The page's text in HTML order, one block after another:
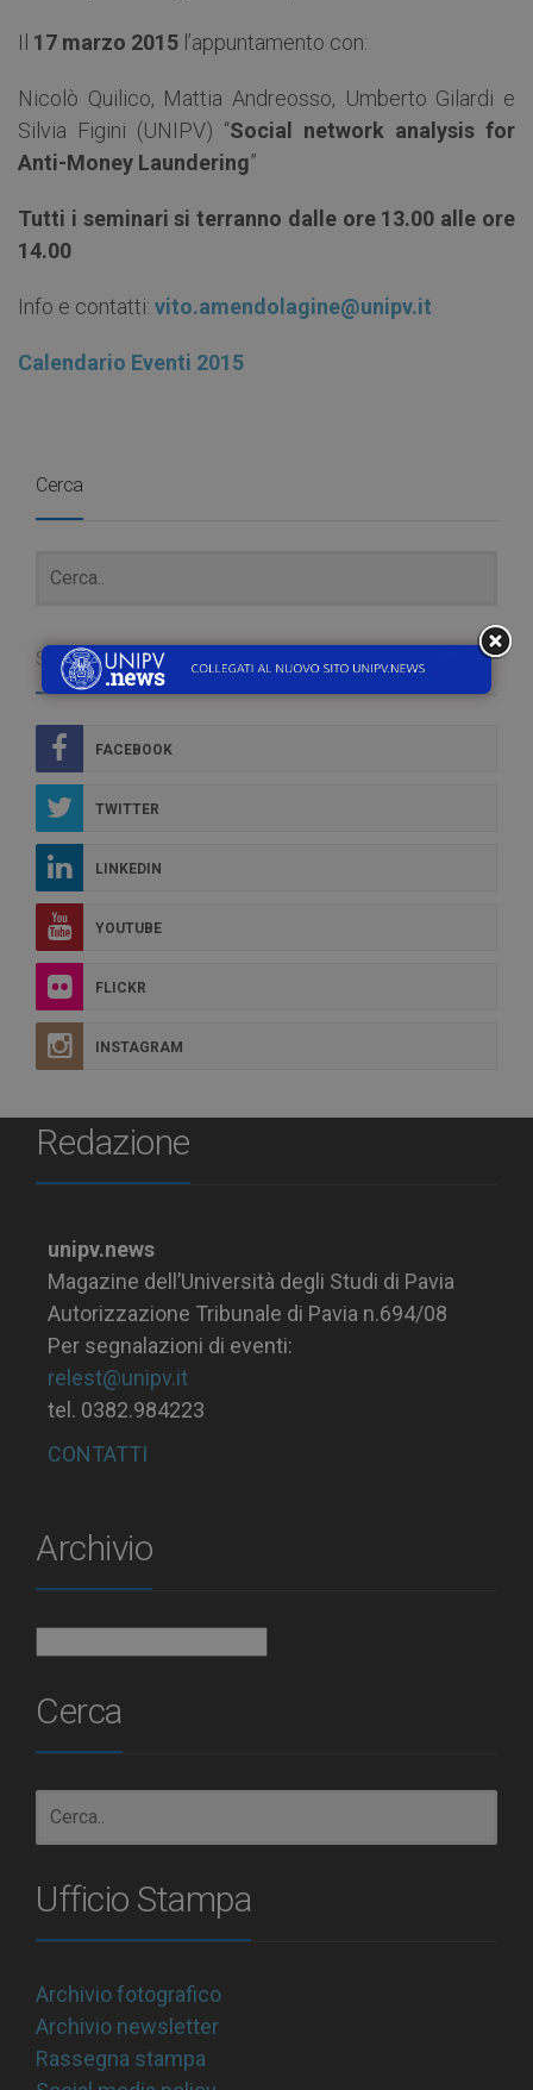
Il 17 marzo 2015 l’appuntamento con:
Nicolò Quilico, Mattia Andreosso, Umberto Gilardi e
Silvia Figini (UNIPV) “Social network analysis for
Anti-Money Laundering”
Tutti i seminari si terranno dalle ore 13.00 alle ore
14.00
Info e contatti: vito.amendolagine@unipv.it
Calendario Eventi 2015
Cerca
Social Box
FACEBOOK
TWITTER
LINKEDIN
YOUTUBE
FLICKR
INSTAGRAM
Redazione
unipv.news
Magazine dell’Università degli Studi di Pavia
Autorizzazione Tribunale di Pavia n.694/08
Per segnalazioni di eventi:
relest@unipv.it
tel. 0382.984223
CONTATTI
Archivio
Cerca
Ufficio Stampa
Archivio fotografico
Archivio newsletter
Rassegna stampa